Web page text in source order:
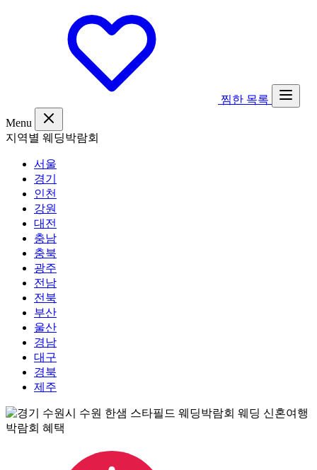
찜한 목록
Menu
지역별 웨딩박람회
서울
경기
인천
강원
대전
충남
충북
광주
전남
전북
부산
울산
경남
대구
경북
제주